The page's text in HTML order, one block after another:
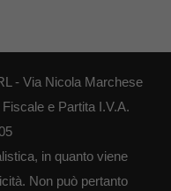
- Via Nicola Marchese
e Partita I.V.A.
in quanto viene
Non può pertanto